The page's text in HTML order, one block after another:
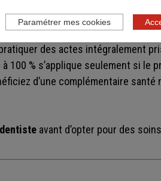
des actes intégralement
100 % s’applique seulement si le
d’une complémentaire santé
avant d’opter pour des
Paramétrer mes cookies